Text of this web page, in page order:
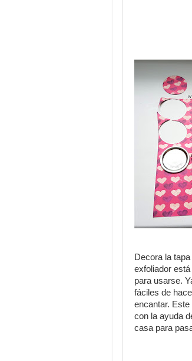
Decora la
exfoliador
para usarse.
fáciles de
encantar.
con la ayuda
casa para